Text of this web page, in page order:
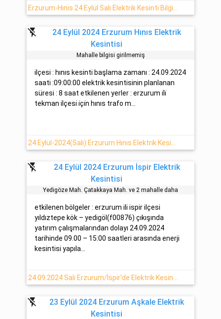
flash_off
24 Eylül 2024 Erzurum Hınıs Elektrik
Kesintisi
Mahalle bilgisi girilmemiş
ilçesi : hınıs kesinti başlama zamanı : 24.09.2024
saati :09:00:00 elektrik kesintisinin planlanan
süresi : 8 saat etkilenen yerler : erzurum i̇li̇
tekman i̇lçesi̇ i̇çi̇n hınıs trafo m...
flash_off
24 Eylül 2024 Erzurum İspir Elektrik
Kesintisi
Yedi̇göze Mah. Çatakkaya Mah. ve 2 mahalle daha
etkilenen bölgeler : erzurum ili ispir ilçesi
yıldıztepe kök – yedigöl(f00876) çıkışında
yatırım çalışmalarından dolayı 24.09.2024
tarihinde 09.00 – 15:00 saatleri arasında enerji
kesintisi yapıla...
flash_off
23 Eylül 2024 Erzurum Aşkale Elektrik
Kesintisi